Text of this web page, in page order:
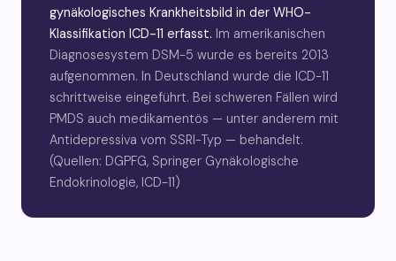
gynäkologisches Krankheitsbild in der WHO-
Klassifikation ICD-11 erfasst. Im amerikanischen
Diagnosesystem DSM-5 wurde es bereits 2013
aufgenommen. In Deutschland wurde die ICD-11
schrittweise eingeführt. Bei schweren Fällen wird
PMDS auch medikamentös — unter anderem mit
Antidepressiva vom SSRI-Typ — behandelt.
(Quellen: DGPFG, Springer Gynäkologische
Endokrinologie, ICD-11)